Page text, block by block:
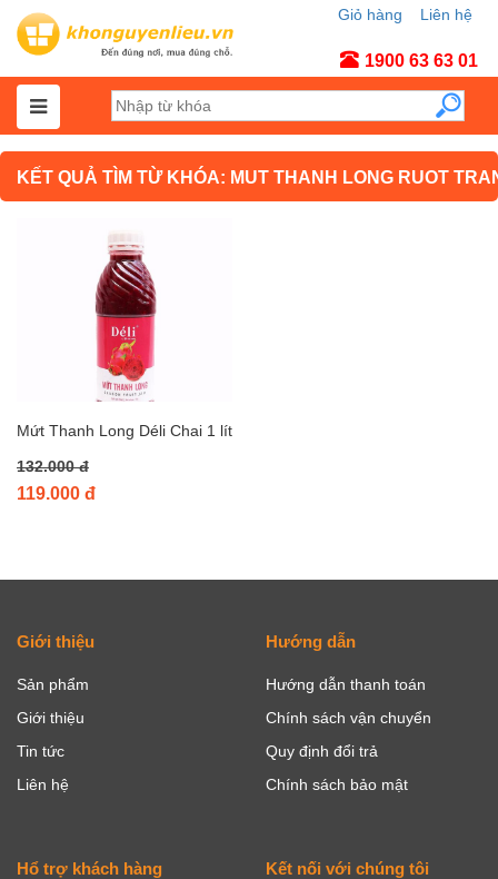
Liên hệ
Giỏ hàng
1900 63 63 01
KẾT QUẢ TÌM TỪ KHÓA: MUT THANH LONG RUOT
Mứt Thanh Long Déli Chai 1 lít
132.000 đ
119.000 đ
Giới thiệu
Sản phẩm
Giới thiệu
Tin tức
Liên hệ
Hướng dẫn
Hướng dẫn thanh toán
Chính sách vận chuyển
Quy định đổi trả
Chính sách bảo mật
Hổ trợ khách hàng Kết nối với chúng tôi